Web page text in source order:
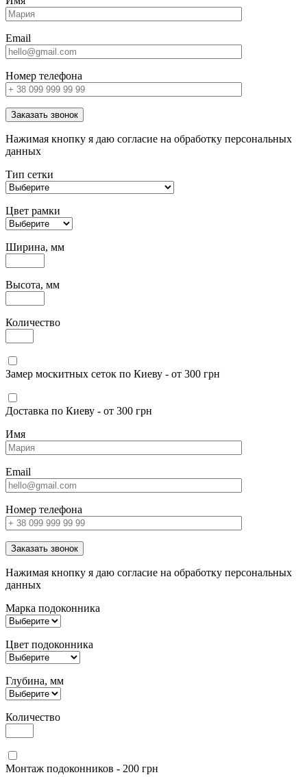
Email
Номер телефона
Заказать звонок
Нажимая кнопку я даю согласие на обработку персональных
данных
Тип сетки
Цвет рамки
Ширина, мм
Высота, мм
Количество
Замер москитных сеток по Киеву - от 300 грн
Доставка по Киеву - от 300 грн
Имя
Email
Номер телефона
Заказать звонок
Нажимая кнопку я даю согласие на обработку персональных
данных
Марка подоконника
Цвет подоконника
Глубина, мм
Количество
Монтаж подоконников - 200 грн